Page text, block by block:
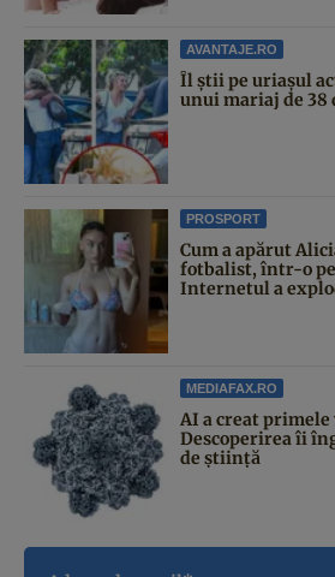
AVANTAJE.RO
Îl știi pe uriașul
unui mariaj de 38
PROSPORT
Cum a apărut
fotbalist, într-o
Internetul a
MEDIAFAX.RO
AI a creat primele
Descoperirea îi
de știință